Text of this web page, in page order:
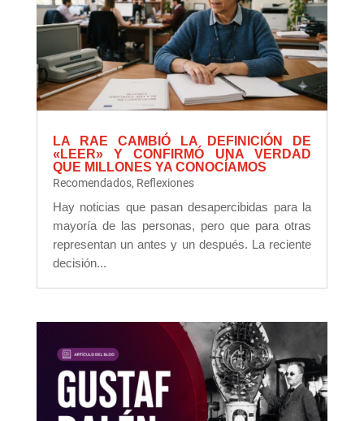
LA RAE CAMBIÓ LA DEFINICIÓN DE
«LEER» Y CONFIRMÓ UNA VERDAD
QUE MILLONES YA CONOCÍAMOS
Recomendados, Reflexiones
Hay noticias que pasan desapercibidas para la
mayoría de las personas, pero que para otras
representan un antes y un después. La reciente
decisión...